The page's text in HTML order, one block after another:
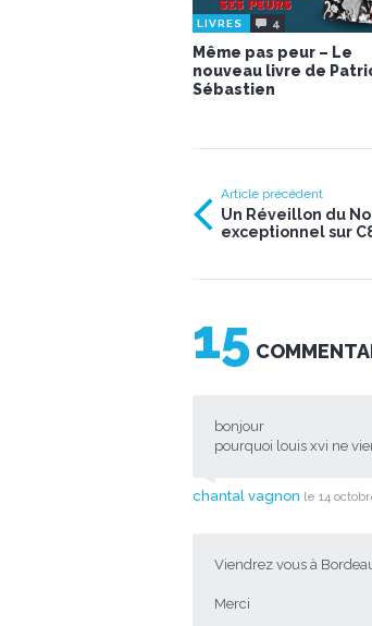
LIVRES 4
Même pas peur – Le
nouveau livre de
Sébastien
Article précédent
Un Réveillon du
exceptionnel sur
15
bonjour
pourquoi louis xvi ne
chantal vagnon le 14
Viendrez vous à
Merci